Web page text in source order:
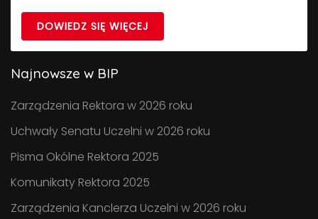
DOWIEDZ SIĘ WIĘCEJ
Najnowsze w BIP
Zarządzenia Rektora w 2026 roku
Uchwały Senatu Uczelni w 2026 roku
Pisma Okólne Rektora 2025
Komunikaty Rektora 2025
Zarządzenia Kanclerza Uczelni w 2026 roku